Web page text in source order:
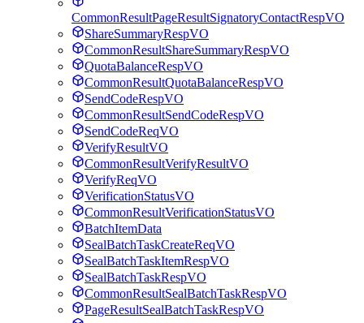
CommonResultPageResultSignatoryContactRespVO
ShareSummaryRespVO
CommonResultShareSummaryRespVO
QuotaBalanceRespVO
CommonResultQuotaBalanceRespVO
SendCodeRespVO
CommonResultSendCodeRespVO
SendCodeReqVO
VerifyResultVO
CommonResultVerifyResultVO
VerifyReqVO
VerificationStatusVO
CommonResultVerificationStatusVO
BatchItemData
SealBatchTaskCreateReqVO
SealBatchTaskItemRespVO
SealBatchTaskRespVO
CommonResultSealBatchTaskRespVO
PageResultSealBatchTaskRespVO